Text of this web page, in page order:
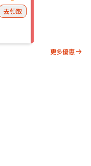
去領取
更多優惠